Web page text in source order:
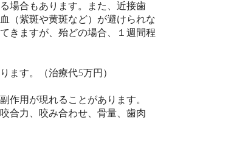
場合もあります。また、近接歯
（紫斑や黄斑など）が避けられな
きますが、殆どの場合、１週間程
ます。（治療代5万円）
作用が現れることがあります。
合力、咬み合わせ、骨量、歯肉